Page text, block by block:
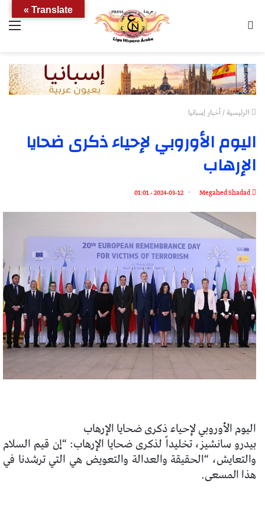
الرئيسية/أخبار إسبانيا
اليوم الأوروبي لإحياء ذكرى ضحايا
الإرهاب
Megahed Shadad
2024-03-12 - 01:01
اليوم الأوروبي لإحياء ذكرى ضحايا الإرهاب
بيدرو سانشيز، تخليداً لذكرى ضحايا الإرهاب: “إن قيم السلام
والتعايش، “الحقيقة والعدالة والتعويض هي التي ترشدنا في
هذا المسعى.
Translate »